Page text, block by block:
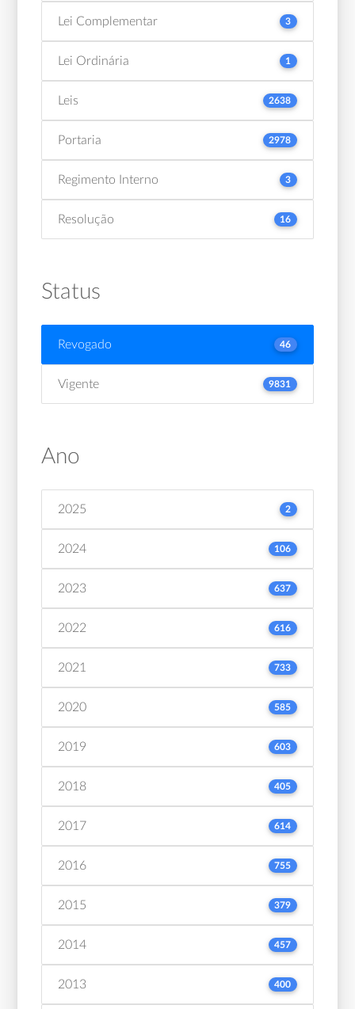
Lei Complementar 3
Lei Ordinária 1
Leis 2638
Portaria 2978
Regimento Interno 3
Resolução 16
Status
Revogado 46
Vigente 9831
Ano
2025 2
2024 106
2023 637
2022 616
2021 733
2020 585
2019 603
2018 405
2017 614
2016 755
2015 379
2014 457
2013 400